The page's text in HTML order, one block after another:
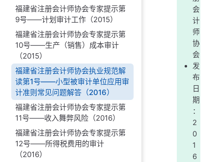
福建省注册会计师协会专家提示第
9号——计划审计工作（2015）
福建省注册会计师协会专家提示第
10号——生产（销售）成本审计
（2015）
福建省注册会计师协会执业规范解
读第1号——小型被审计单位应用审
计准则常见问题解答（2016）
福建省注册会计师协会专家提示第
11号——收入舞弊风险（2016）
福建省注册会计师协会专家提示第
12号——所得税费用的审计
（2016）
会
计
师
协
会
发
布
日
期
：
2
0
1
6